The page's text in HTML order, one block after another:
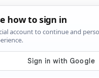
9016C1840L3S -